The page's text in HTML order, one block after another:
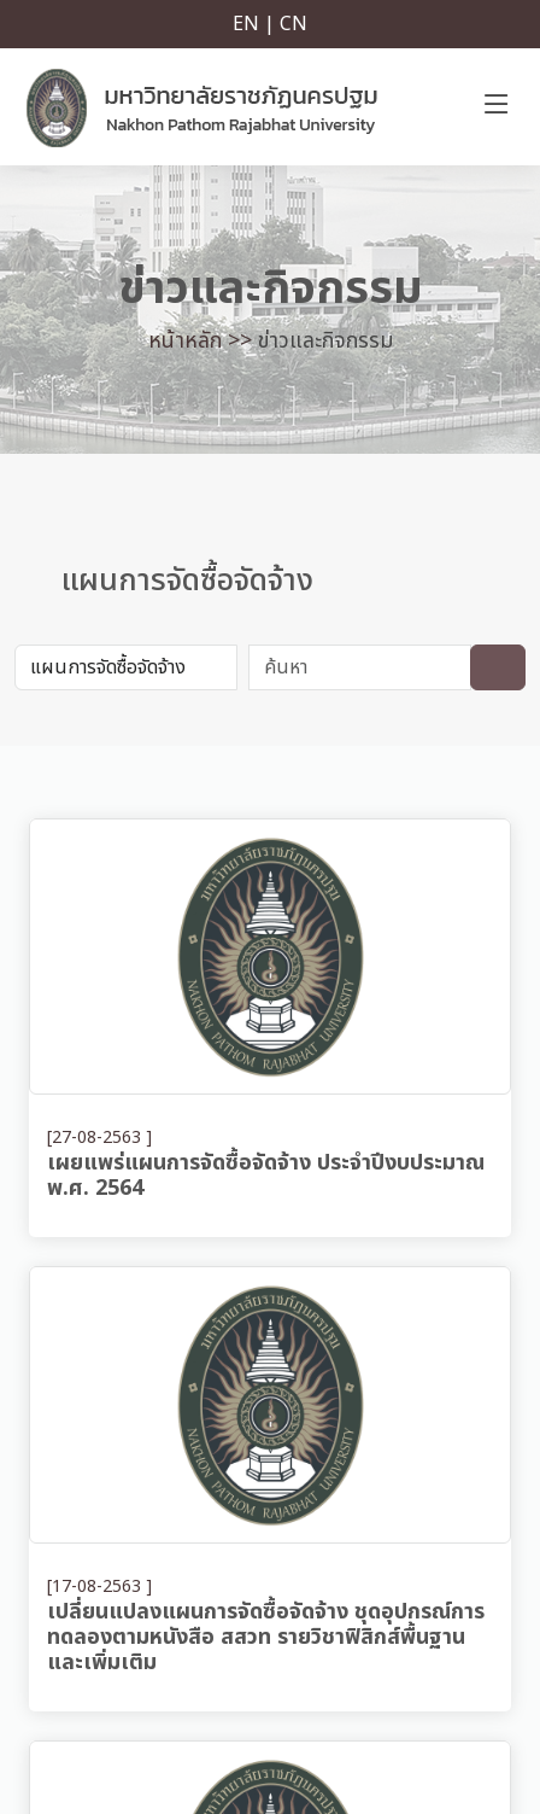
EN | CN
ข่าวและกิจกรรม
หน้าหลัก >>ข่าวและกิจกรรม
แผนการจัดซื้อจัดจ้าง
[27-08-2563 ]
เผยแพร่แผนการจัดซื้อจัดจ้าง ประจำปีงบประมาณ
พ.ศ. 2564
[17-08-2563 ]
เปลี่ยนแปลงแผนการจัดซื้อจัดจ้าง ชุดอุปกรณ์การ
ทดลองตามหนังสือ สสวท รายวิชาฟิสิกส์พื้นฐาน
และเพิ่มเติม